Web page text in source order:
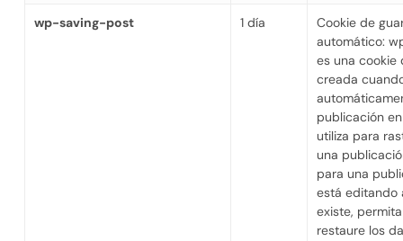
wp-saving-post 1 día
Cookie de
automático:
es una cookie
creada
publicación
utiliza para
una
para una
está editando
existe,
restaure los